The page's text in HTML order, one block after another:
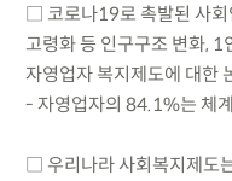
□ 코로나19로 촉발된 사회
고령화 등 인구구조 변화, 1
자영업자 복지제도에 대한
- 자영업자의 84.1%는 체
□ 우리나라 사회복지제도